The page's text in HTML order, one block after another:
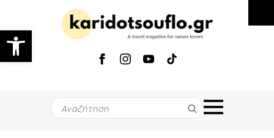
Ανοίξτε τη γραμμή εργαλείων
Search
for: